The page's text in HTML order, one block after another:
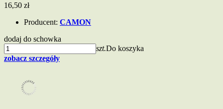
16,50 zł
Producent: CAMON
dodaj do schowka
szt.Do koszyka
zobacz szczegóły